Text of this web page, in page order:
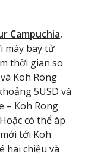
Campuchia,
máy bay từ
thời gian so
Koh Rong
5USD và
– Koh Rong
có thể áp
tới Koh
hai chiều và